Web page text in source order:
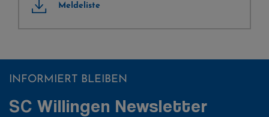
Meldeliste
INFORMIERT BLEIBEN
SC Willingen Newsletter